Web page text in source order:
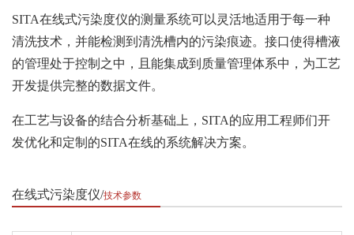
SITA在线式污染度仪的测量系统可以灵活地适用于每一种
清洗技术，并能检测到清洗槽内的污染痕迹。接口使得槽液
的管理处于控制之中，且能集成到质量管理体系中，为工艺
开发提供完整的数据文件。
在工艺与设备的结合分析基础上，SITA的应用工程师们开
发优化和定制的SITA在线的系统解决方案。
在线式污染度仪 技术参数